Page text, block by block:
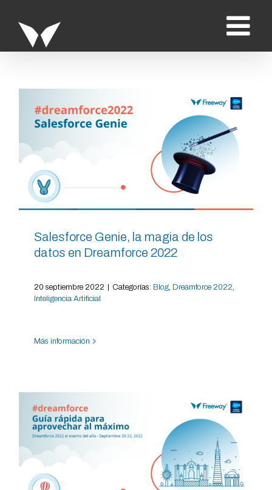
contenido
Salesforce Genie, la magia de los
datos en Dreamforce 2022
20 septiembre 2022 Categorías: Blog, Dreamforce 2022,
Inteligencia Artificial
Más información